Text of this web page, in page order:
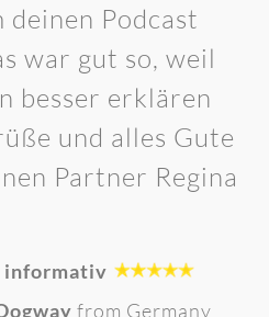
deinen Podcast
war gut so, weil
besser erklären
und alles Gute
Partner Regina
informativ
from Germany